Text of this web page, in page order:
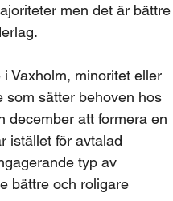
men det är bättre
Vaxholm, minoritet eller
som sätter behoven hos
december att formera en
istället för avtalad
typ av
bättre och roligare